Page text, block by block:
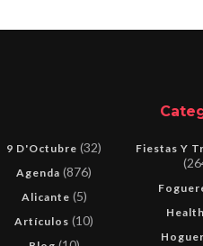
9 D'Octubre (32)
Agenda (876)
Alicante (5)
Artículos (10)
Fiestas Y
Health